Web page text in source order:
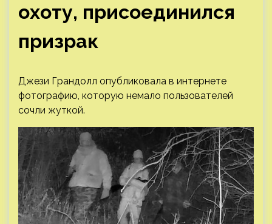
охоту, присоединился
призрак
Джези Грандолл опубликовала в интернете
фотографию, которую немало пользователей
сочли жуткой.